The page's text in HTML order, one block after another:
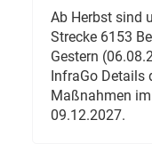
Ab Herbst sind
Strecke 6153
Gestern
InfraGo Details
Maßnahmen
09.12.2027.